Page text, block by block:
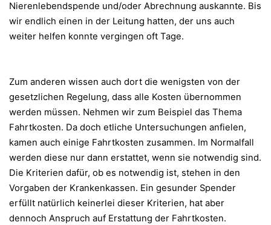
Nierenlebendspende und/oder Abrechnung auskannte. Bis
wir endlich einen in der Leitung hatten, der uns auch
weiter helfen konnte vergingen oft Tage.
Zum anderen wissen auch dort die wenigsten von der
gesetzlichen Regelung, dass alle Kosten übernommen
werden müssen. Nehmen wir zum Beispiel das Thema
Fahrtkosten. Da doch etliche Untersuchungen anfielen,
kamen auch einige Fahrtkosten zusammen. Im Normalfall
werden diese nur dann erstattet, wenn sie notwendig sind.
Die Kriterien dafür, ob es notwendig ist, stehen in den
Vorgaben der Krankenkassen. Ein gesunder Spender
erfüllt natürlich keinerlei dieser Kriterien, hat aber
dennoch Anspruch auf Erstattung der Fahrtkosten.